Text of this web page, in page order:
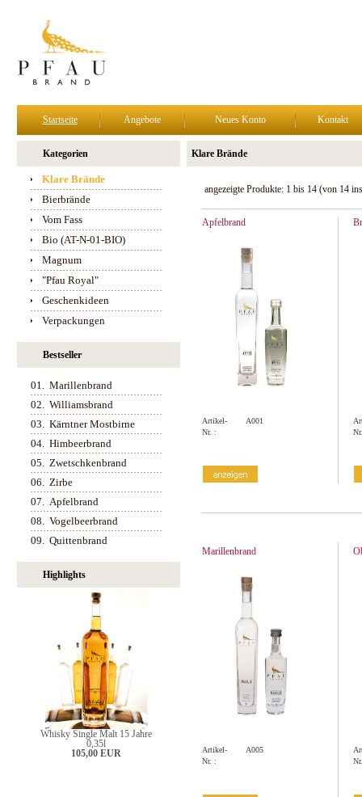
Startseite Angebote Neues Konto Kontakt
Kategorien
Klare Brände
Bierbrände
Vom Fass
Bio (AT-N-01-BIO)
Magnum
"Pfau Royal"
Geschenkideen
Verpackungen
Bestseller
01. Marillenbrand
02. Williamsbrand
03. Kärntner Mostbirne
04. Himbeerbrand
05. Zwetschkenbrand
06. Zirbe
07. Apfelbrand
08. Vogelbeerbrand
09. Quittenbrand
Highlights
Whisky Single Malt 15 Jahre
0,35l
105,00 EUR
Klare Brände
angezeigte Produkte: 1 bis 14 (von 14
Apfelbrand
Artikel-
Nr. :
A001
Marillenbrand
Artikel-
Nr. :
A005